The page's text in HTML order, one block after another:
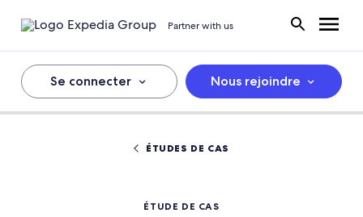
Partner with us
Se connecter Nous rejoindre
ÉTUDES DE CAS
ÉTUDE DE CAS